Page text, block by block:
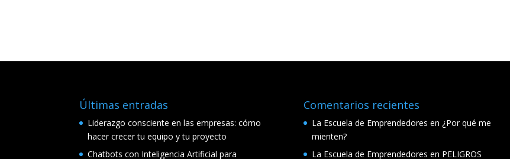
Últimas entradas
Liderazgo consciente en las empresas: cómo
hacer crecer tu equipo y tu proyecto
Chatbots con Inteligencia Artificial para
Comentarios recientes
La Escuela de Emprendedores en ¿Por qué me
mienten?
La Escuela de Emprendedores en PELIGROS